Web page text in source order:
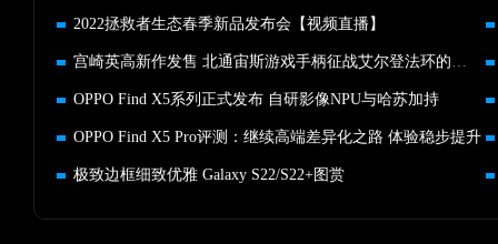
2022拯救者生态春季新品发布会【视频直播】
宫崎英高新作发售 北通宙斯游戏手柄征战艾尔登法环的玩家首选
OPPO Find X5系列正式发布 自研影像NPU与哈苏加持
OPPO Find X5 Pro评测：继续高端差异化之路 体验稳步提升
极致边框细致优雅 Galaxy S22/S22+图赏